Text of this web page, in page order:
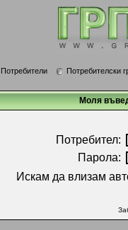
Потребители
Потребителски
Моля
Потребител:
Парола:
Искам да влизам